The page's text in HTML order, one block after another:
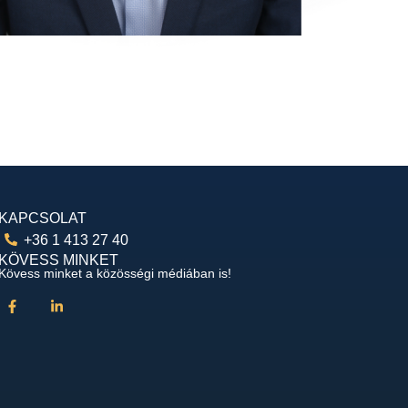
+36 1 413 27 40
MINKET
minket a közösségi médiában is!